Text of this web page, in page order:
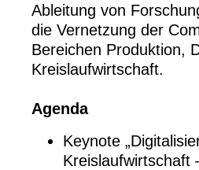
Ableitung von
die Vernetzung der
Bereichen Produktion,
Kreislaufwirtschaft.
Agenda
Keynote
Kreislaufwirtschaft